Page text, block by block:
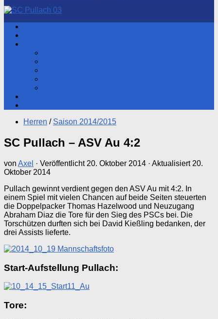
Herren / Saison 2014/2015
SC Pullach – ASV Au 4:2
von Axel · Veröffentlicht 20. Oktober 2014 · Aktualisiert 20.
Oktober 2014
Pullach gewinnt verdient gegen den ASV Au mit 4:2. In
einem Spiel mit vielen Chancen auf beide Seiten steuerten
die Doppelpacker Thomas Hazelwood und Neuzugang
Abraham Diaz die Tore für den Sieg des PSCs bei. Die
Torschützen durften sich bei David Kießling bedanken, der
drei Assists lieferte.
Start-Aufstellung Pullach:
Tore: